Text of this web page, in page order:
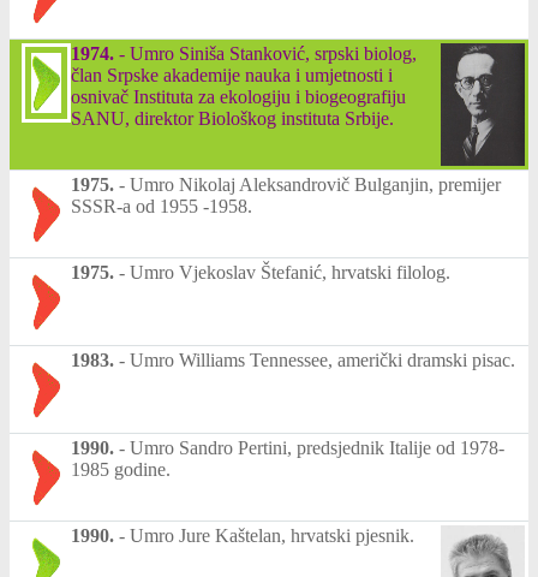
1974. - Umro Siniša Stanković, srpski biolog,
član Srpske akademije nauka i umjetnosti i
osnivač Instituta za ekologiju i biogeografiju
SANU, direktor Biološkog instituta Srbije.
1975. - Umro Nikolaj Aleksandrovič Bulganjin, premijer
SSSR-a od 1955 -1958.
1975. - Umro Vjekoslav Štefanić, hrvatski filolog.
1983. - Umro Williams Tennessee, američki dramski pisac.
1990. - Umro Sandro Pertini, predsjednik Italije od 1978-
1985 godine.
1990. - Umro Jure Kaštelan, hrvatski pjesnik.